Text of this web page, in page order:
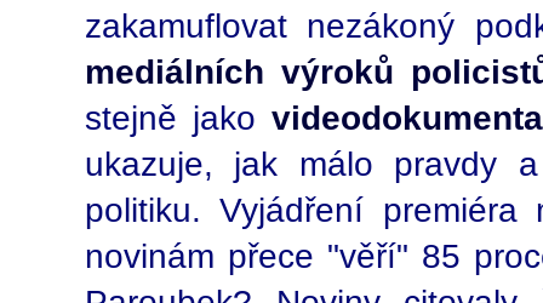
zakamuflovat nezákoný
mediálních výroků
stejně jako
ukazuje, jak málo pravdy
politiku. Vyjádření
novinám přece "věří" 85